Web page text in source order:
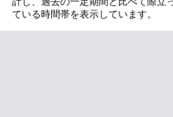
ている時間帯を表示しています。